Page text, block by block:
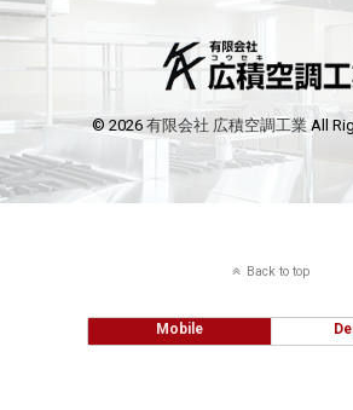
© 2026 有限会社 広積空調工業All
Back to top
Mobile